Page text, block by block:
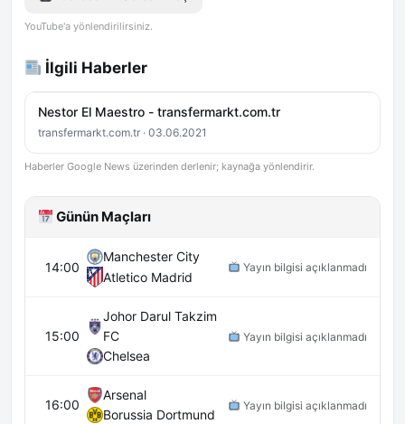
YouTube'a yönlendirilirsiniz.
İlgili Haberler
Nestor El Maestro - transfermarkt.com.tr
transfermarkt.com.tr · 03.06.2021
Haberler Google News üzerinden derlenir; kaynağa yönlendirir.
Günün Maçları
14:00
Manchester City
Atletico Madrid
Yayın bilgisi açıklanmadı
15:00
Johor Darul Takzim
FC
Chelsea
Yayın bilgisi açıklanmadı
16:00
Arsenal
Borussia Dortmund
Yayın bilgisi açıklanmadı